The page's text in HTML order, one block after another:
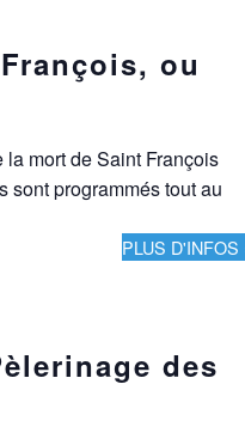
ou
mort de Saint François
sont programmés tout au
PLUS D'INFOS
des